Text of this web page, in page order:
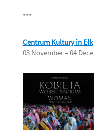
***
Centrum Kultury in Ełk
03 November – 04